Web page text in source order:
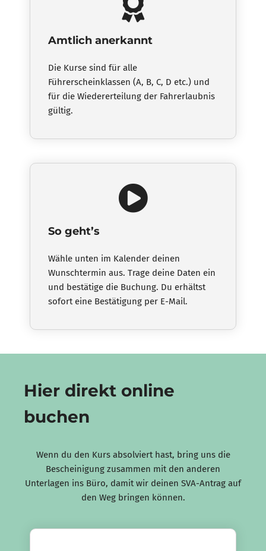
Amtlich anerkannt
Die Kurse sind für alle
Führerscheinklassen (A, B, C, D etc.) und
für die Wiedererteilung der Fahrerlaubnis
gültig.
So geht’s
Wähle unten im Kalender deinen
Wunschtermin aus. Trage deine Daten ein
und bestätige die Buchung. Du erhältst
sofort eine Bestätigung per E-Mail.
Hier direkt online
buchen
Wenn du den Kurs absolviert hast, bring uns die
Bescheinigung zusammen mit den anderen
Unterlagen ins Büro, damit wir deinen SVA-Antrag auf
den Weg bringen können.